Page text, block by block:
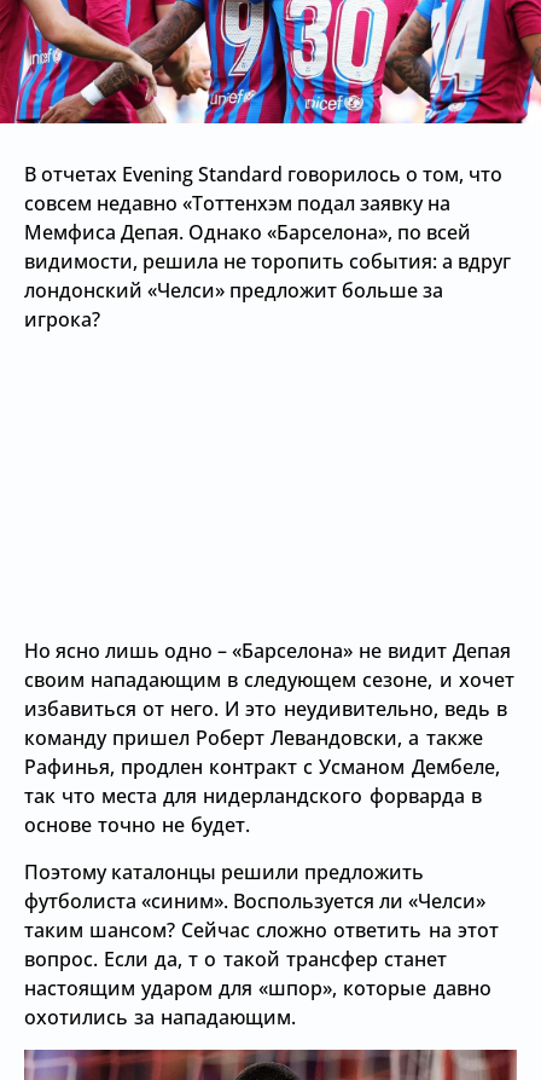
В отчетах Evening Standard говорилось о том, что
совсем недавно «Тоттенхэм подал заявку на
Мемфиса Депая. Однако «Барселона», по всей
видимости, решила не торопить события: а вдруг
лондонский «Челси» предложит больше за
игрока?
Но ясно лишь одно –«Барселона» не видит Депая
своим нападающим в следующем сезоне, и хочет
избавиться от него. И это неудивительно, ведь в
команду пришел Роберт Левандовски, а также
Рафинья, продлен контракт с Усманом Дембеле,
так что места для нидерландского форварда в
основе точно не будет.
Поэтому каталонцы решили предложить
футболиста «синим». Воспользуется ли «Челси»
таким шансом? Сейчас сложно ответить на этот
вопрос. Если да, т о такой трансфер станет
настоящим ударом для «шпор», которые давно
охотились за нападающим.